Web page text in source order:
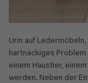
Urin auf
hartnäckiges
einem Haustier,
werden. Neben der